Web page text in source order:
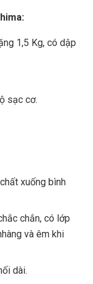
1,5 Kg, có dập
sạc cơ.
xuống bình
chắn, có lớp
và êm khi
dài.